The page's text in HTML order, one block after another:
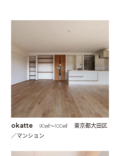
okatte 90㎡〜100㎡
東京都大田区
／マンション